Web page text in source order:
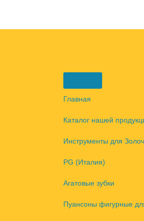
Главная
Каталог нашей
Инструменты для
PG (Италия)
Агатовые зубки
Пуансоны фигурные